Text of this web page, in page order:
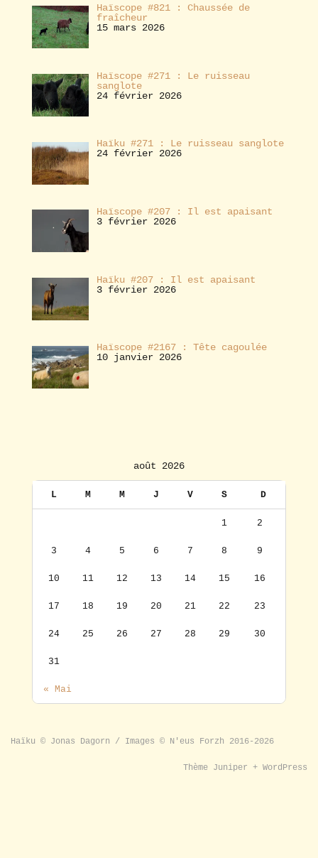
Haïscope #821 : Chaussée de
fraîcheur
15 mars 2026
Haïscope #271 : Le ruisseau
sanglote
24 février 2026
Haïku #271 : Le ruisseau sanglote
24 février 2026
Haïscope #207 : Il est apaisant
3 février 2026
Haïku #207 : Il est apaisant
3 février 2026
Haïscope #2167 : Tête cagoulée
10 janvier 2026
août 2026
L M M J V S D
« Mai
1 2
3 4 5 6 7 8 9
10 11 12 13 14 15 16
17 18 19 20 21 22 23
24 25 26 27 28 29 30
31
Haïku © Jonas Dagorn / Images © N'eus Forzh 2016-2026
Thème Juniper + WordPress